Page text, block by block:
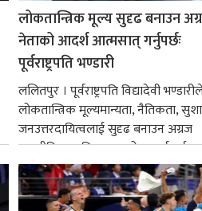
लोकतान्त्रिक मूल्य सुदृढ बनाउन
नेताको आदर्श आत्मसात् गर्नुपर्छः
पूर्वराष्ट्रपति भण्डारी
ललितपुर । पूर्वराष्ट्रपति विद्यादेवी
लोकतान्त्रिक मूल्यमान्यता, नैतिकता,
जनउत्तरदायित्वलाई सुदृढ बनाउन अग्रज
राजनीतिक व्यक्तित्वहरूको आदर्शलाई
गर्न आवश्यक...